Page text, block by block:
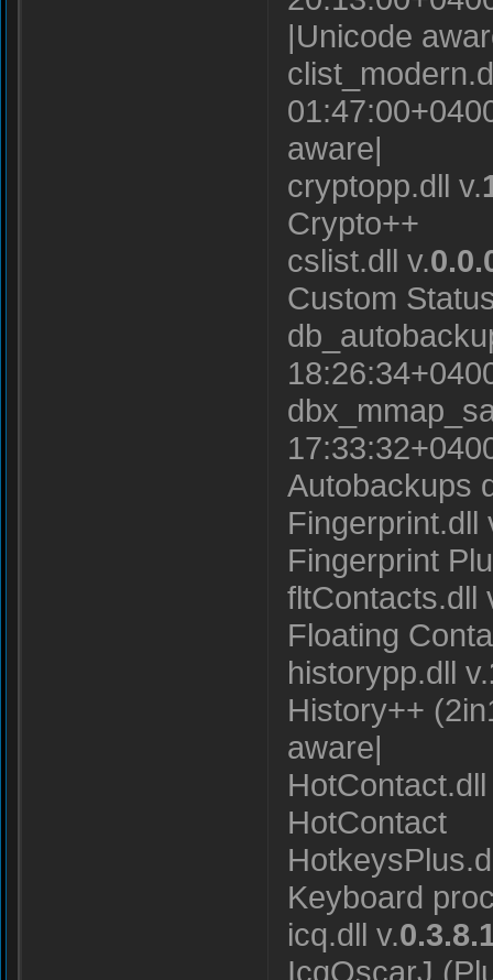
|Unicode
aware|
cryptopp.dll v.
Crypto++
cslist.dll v.
Custom
Autobackups
Fingerprint.dll
Fingerprint
fltContacts.dll
Floating
historypp.dll v.
History++
aware|
HotContact.dll
HotContact
Keyboard
icq.dll v.
IcqOscarJ